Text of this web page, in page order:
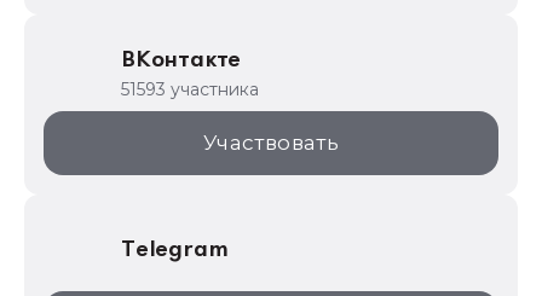
1С:Торговая площадка
ВКонтакте
51593 участника
Участвовать
Telegram